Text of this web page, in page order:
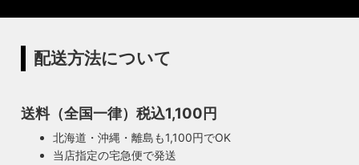
配送方法について
送料（全国一律）税込1,100円
北海道・沖縄・離島も1,100円でOK
当店指定の宅急便で発送